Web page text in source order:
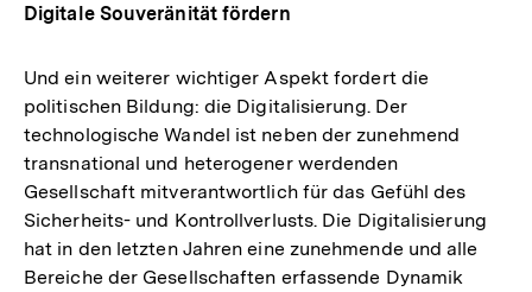
Digitale Souveränität fördern
Und ein weiterer wichtiger Aspekt fordert die
politischen Bildung: die Digitalisierung. Der
technologische Wandel ist neben der zunehmend
transnational und heterogener werdenden
Gesellschaft mitverantwortlich für das Gefühl des
Sicherheits- und Kontrollverlusts. Die Digitalisierung
hat in den letzten Jahren eine zunehmende und alle
Bereiche der Gesellschaften erfassende Dynamik